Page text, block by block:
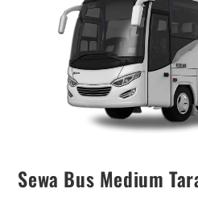
Sewa Bus Medium